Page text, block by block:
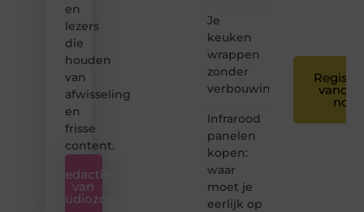
en
lezers
die
houden
van
afwisseling
en
frisse
content.
Redactie
van
Studiozoe
Je
keuken
wrappen
zonder
verbouwing
Infrarood
panelen
kopen:
waar
moet je
eerlijk op
nog